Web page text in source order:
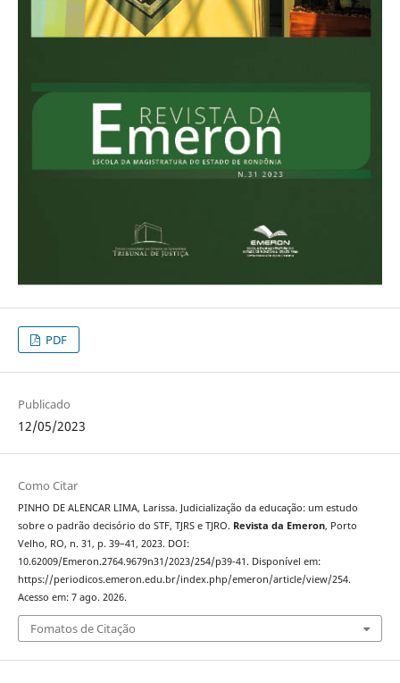
PDF
Publicado
12/05/2023
Como Citar
PINHO DE ALENCAR LIMA, Larissa. Judicialização da educação: um estudo
sobre o padrão decisório do STF, TJRS e TJRO. Revista da Emeron, Porto
Velho, RO, n. 31, p. 39–41, 2023. DOI:
10.62009/Emeron.2764.9679n31/2023/254/p39-41. Disponível em:
https://periodicos.emeron.edu.br/index.php/emeron/article/view/254.
Acesso em: 7 ago. 2026.
Fomatos de Citação